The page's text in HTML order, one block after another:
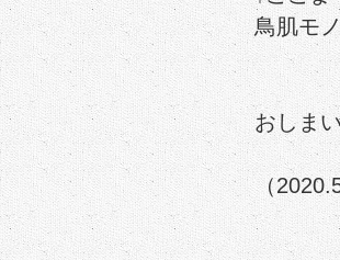
鳥肌モ
おしま
（